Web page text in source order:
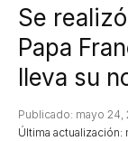
Se
Papa
lleva su
Última actualización:
Publicado: mayo 24,